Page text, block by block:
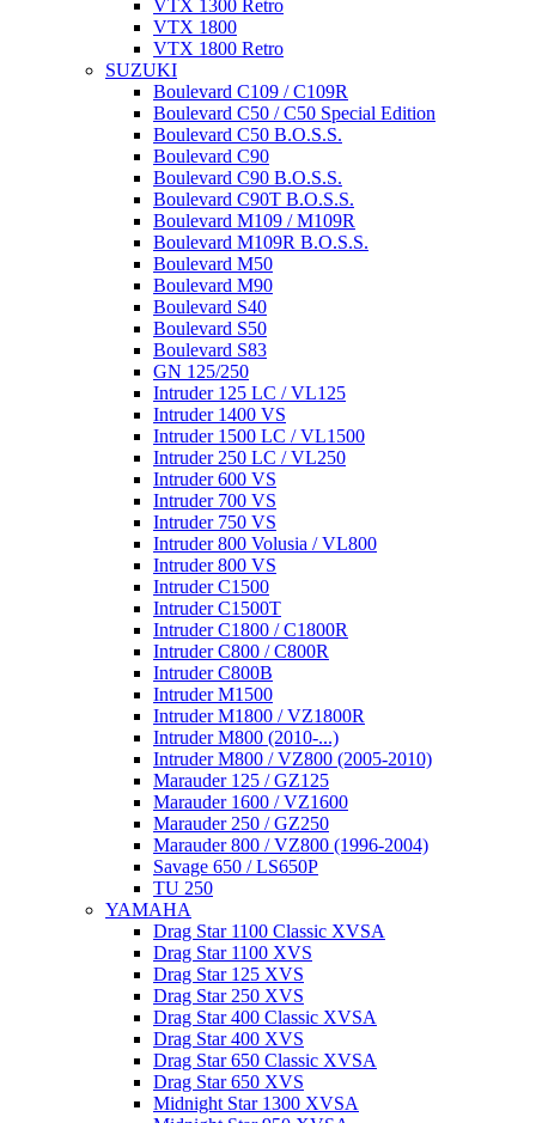
VTX 1300 Retro
VTX 1800
VTX 1800 Retro
SUZUKI
Boulevard C109 / C109R
Boulevard C50 / C50 Special Edition
Boulevard C50 B.O.S.S.
Boulevard C90
Boulevard C90 B.O.S.S.
Boulevard C90T B.O.S.S.
Boulevard M109 / M109R
Boulevard M109R B.O.S.S.
Boulevard M50
Boulevard M90
Boulevard S40
Boulevard S50
Boulevard S83
GN 125/250
Intruder 125 LC / VL125
Intruder 1400 VS
Intruder 1500 LC / VL1500
Intruder 250 LC / VL250
Intruder 600 VS
Intruder 700 VS
Intruder 750 VS
Intruder 800 Volusia / VL800
Intruder 800 VS
Intruder C1500
Intruder C1500T
Intruder C1800 / C1800R
Intruder C800 / C800R
Intruder C800B
Intruder M1500
Intruder M1800 / VZ1800R
Intruder M800 (2010-...)
Intruder M800 / VZ800 (2005-2010)
Marauder 125 / GZ125
Marauder 1600 / VZ1600
Marauder 250 / GZ250
Marauder 800 / VZ800 (1996-2004)
Savage 650 / LS650P
TU 250
YAMAHA
Drag Star 1100 Classic XVSA
Drag Star 1100 XVS
Drag Star 125 XVS
Drag Star 250 XVS
Drag Star 400 Classic XVSA
Drag Star 400 XVS
Drag Star 650 Classic XVSA
Drag Star 650 XVS
Midnight Star 1300 XVSA